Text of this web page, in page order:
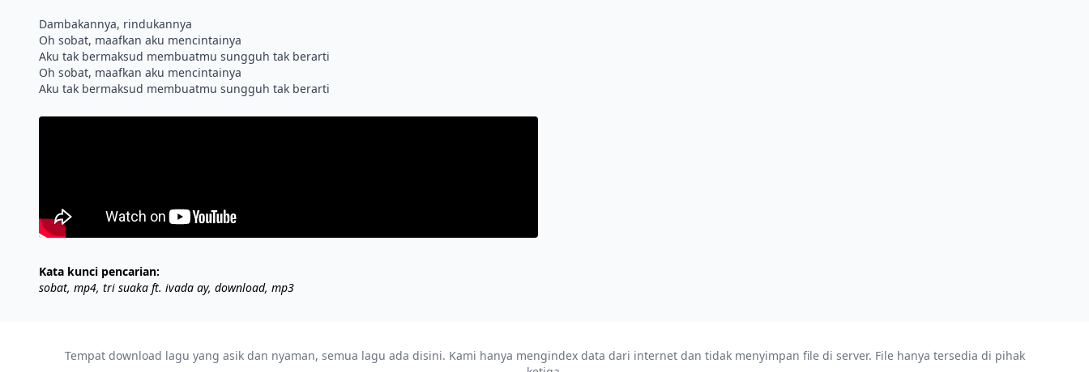
Dambakannya, rindukannya
Oh sobat, maafkan aku mencintainya
Aku tak bermaksud membuatmu sungguh tak berarti
Oh sobat, maafkan aku mencintainya
Kata kunci pencarian:
sobat, mp4, tri suaka ft. ivada ay, download, mp3
Tempat download lagu yang asik dan nyaman, semua lagu ada disini. Kami hanya mengindex data dari internet dan tidak menyimpan file di server. File hanya tersedia di pihak